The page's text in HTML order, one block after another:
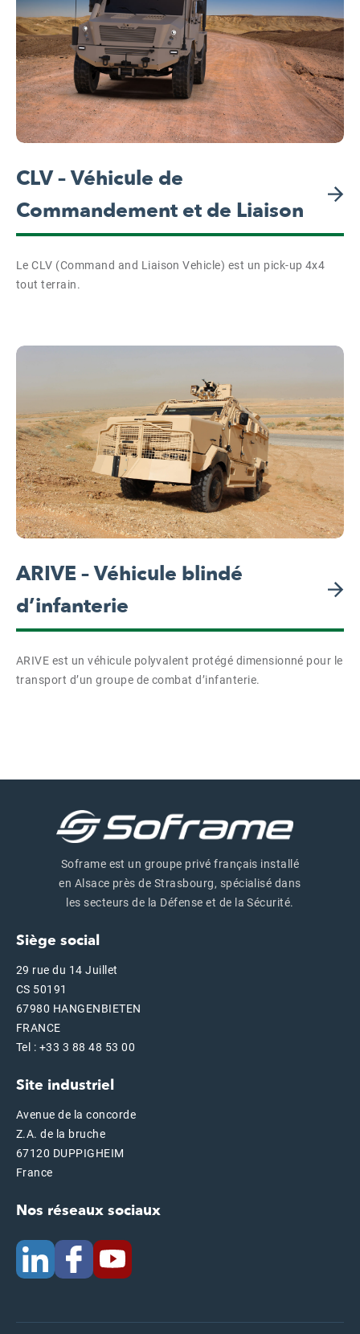
CLV – Véhicule de
Commandement et de Liaison
Le CLV (Command and Liaison Vehicle) est un pick-up 4x4
tout terrain.
ARIVE – Véhicule blindé
d’infanterie
ARIVE est un véhicule polyvalent protégé dimensionné pour le
transport d’un groupe de combat d’infanterie.
Soframe est un groupe privé français installé
en Alsace près de Strasbourg, spécialisé dans
les secteurs de la Défense et de la Sécurité.
Siège social
29 rue du 14 Juillet
CS 50191
67980 HANGENBIETEN
FRANCE
Tel : +33 3 88 48 53 00
Site industriel
Avenue de la concorde
Z.A. de la bruche
67120 DUPPIGHEIM
France
Nos réseaux sociaux